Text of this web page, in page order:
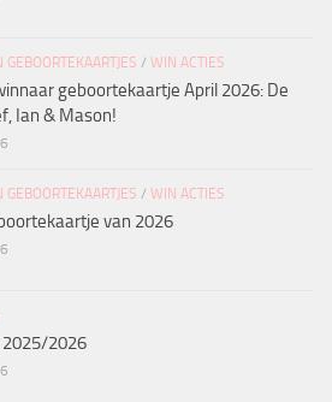
GEBOORTEKAARTJES / WIN ACTIES
geboortekaartje April 2026: De
Ian & Mason!
GEBOORTEKAARTJES / WIN ACTIES
van 2026
2026